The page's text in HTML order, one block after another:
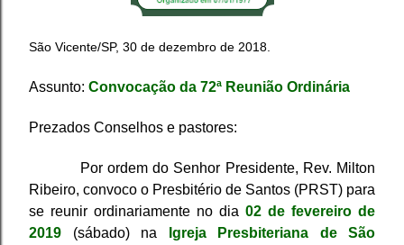
São Vicente/SP, 30 de dezembro de 2018.
Assunto: Convocação da 72ª Reunião Ordinária
Prezados Conselhos e pastores:
Por ordem do Senhor Presidente, Rev. Milton
Ribeiro, convoco o Presbitério de Santos (PRST) para
se reunir ordinariamente no dia 02 de fevereiro de
2019 (sábado) na
Igreja Presbiteriana de São